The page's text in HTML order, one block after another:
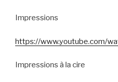
Impressions
https://www.youtube.com/
Impressions à la cire